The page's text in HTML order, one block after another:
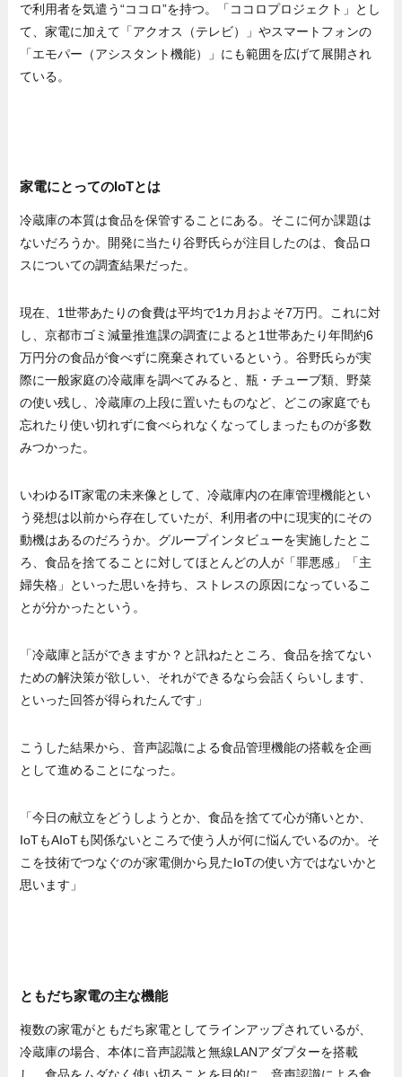
で利用者を気遣う“ココロ”を持つ。「ココロプロジェクト」とし
て、家電に加えて「アクオス（テレビ）」やスマートフォンの
「エモパー（アシスタント機能）」にも範囲を広げて展開され
ている。
家電にとってのIoTとは
冷蔵庫の本質は食品を保管することにある。そこに何か課題は
ないだろうか。開発に当たり谷野氏らが注目したのは、食品ロ
スについての調査結果だった。
現在、1世帯あたりの食費は平均で1カ月およそ7万円。これに対
し、京都市ゴミ減量推進課の調査によると1世帯あたり年間約6
万円分の食品が食べずに廃棄されているという。谷野氏らが実
際に一般家庭の冷蔵庫を調べてみると、瓶・チューブ類、野菜
の使い残し、冷蔵庫の上段に置いたものなど、どこの家庭でも
忘れたり使い切れずに食べられなくなってしまったものが多数
みつかった。
いわゆるIT家電の未来像として、冷蔵庫内の在庫管理機能とい
う発想は以前から存在していたが、利用者の中に現実的にその
動機はあるのだろうか。グループインタビューを実施したとこ
ろ、食品を捨てることに対してほとんどの人が「罪悪感」「主
婦失格」といった思いを持ち、ストレスの原因になっているこ
とが分かったという。
「冷蔵庫と話ができますか？と訊ねたところ、食品を捨てない
ための解決策が欲しい、それができるなら会話くらいします、
といった回答が得られたんです」
こうした結果から、音声認識による食品管理機能の搭載を企画
として進めることになった。
「今日の献立をどうしようとか、食品を捨てて心が痛いとか、
IoTもAIoTも関係ないところで使う人が何に悩んでいるのか。そ
こを技術でつなぐのが家電側から見たIoTの使い方ではないかと
思います」
ともだち家電の主な機能
複数の家電がともだち家電としてラインアップされているが、
冷蔵庫の場合、本体に音声認識と無線LANアダプターを搭載